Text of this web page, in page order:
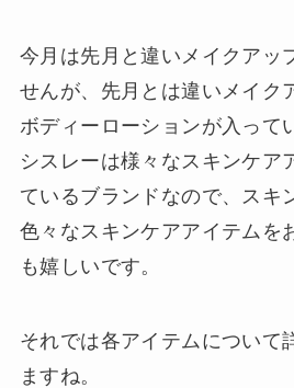
今月は先月と違いメイクアッ
せんが、先月とは違いメイク
ボディーローションが入って
シスレーは様々なスキンケア
ているブランドなので、スキ
色々なスキンケアアイテムを
も嬉しいです。
それでは各アイテムについて
ますね。